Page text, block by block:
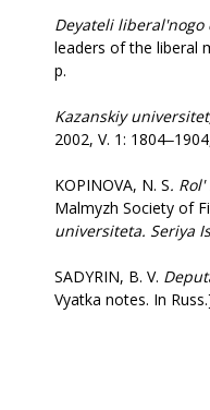
Deyateliliberal'nogo
leaders of the liberal
p.
Kazanskiy
2002, V. 1:
KOPINOVA, N. S. Rol'
Malmyzh Society of
universiteta. Seriya
SADYRIN, B. V.
Vyatka notes. In